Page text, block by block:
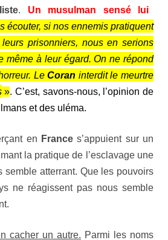
. Un musulman sensé lui
écouter, si nos ennemis pratiquent
prisonniers, nous en serions
même à leur égard. On ne répond
LeCoran interdit le meurtre
». C’est, savons-nous, l’opinion de
et des uléma.
en Frances’appuient sur un
la pratique de l’esclavage une
semble atterrant. Que les pouvoirs
ne réagissent pas nous semble
cacher un autre. Parmi les noms